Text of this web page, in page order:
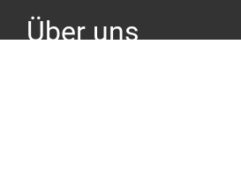
Über uns